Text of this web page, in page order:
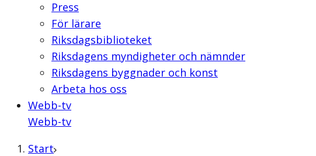
Press
För lärare
Riksdagsbiblioteket
Riksdagens myndigheter och nämnder
Riksdagens byggnader och konst
Arbeta hos oss
Webb-tv
Webb-tv
Start